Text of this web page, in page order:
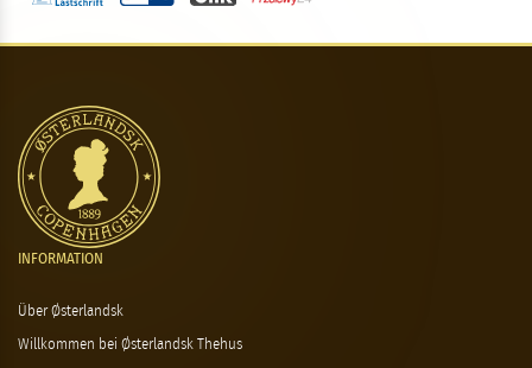
INFORMATION
Über Østerlandsk
Willkommen bei Østerlandsk Thehus